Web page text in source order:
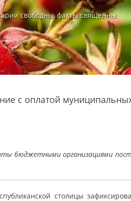
свободны, факты священны
с оплатой
бюджетными организациями
столицы